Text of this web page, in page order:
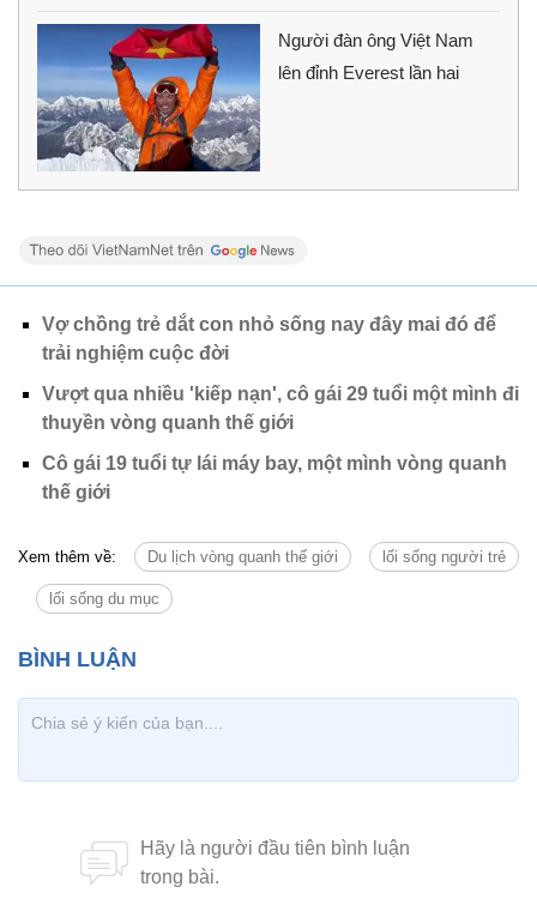
Người đàn ông Việt Nam
lên đỉnh Everest lần hai
Vợ chồng trẻ dắt con nhỏ sống nay đây mai đó để
trải nghiệm cuộc đời
Vượt qua nhiều 'kiếp nạn', cô gái 29 tuổi một mình đi
thuyền vòng quanh thế giới
Cô gái 19 tuổi tự lái máy bay, một mình vòng quanh
thế giới
Xem thêm về: Du lịch vòng quanh thế giới lối sống người trẻ
lối sống du mục